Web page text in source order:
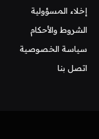
إخلاء المسؤولية
الشروط والأحكام
سياسة الخصوصية
اتصل بنا